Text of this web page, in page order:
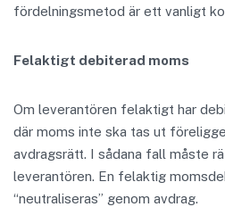
fördelningsmetod är ett vanligt
Felaktigt debiterad moms
Om leverantören felaktigt har
där moms inte ska tas ut
avdragsrätt. I sådana fall måste
leverantören. En felaktig
“neutraliseras” genom avdrag.